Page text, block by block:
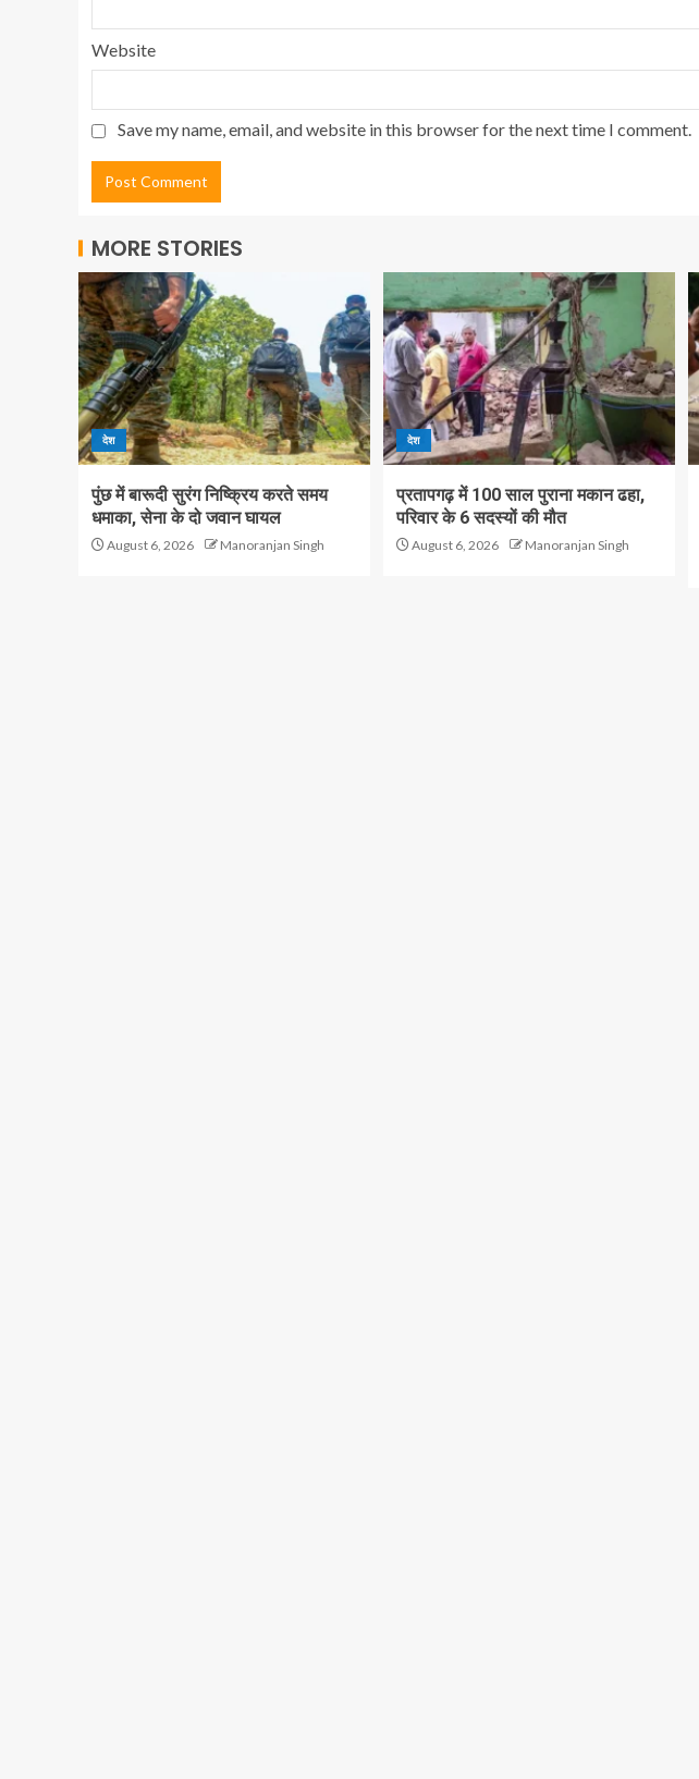
Website
Save my name, email, and website in this browser for the next time I comment.
MORE STORIES
देश
पुंछ में बारूदी सुरंग निष्क्रिय करते समय
धमाका, सेना के दो जवान घायल
August 6, 2026 Manoranjan Singh
देश
प्रतापगढ़ में 100 साल पुराना मकान ढहा,
परिवार के 6 सदस्यों की मौत
August 6, 2026 Manoranjan Singh